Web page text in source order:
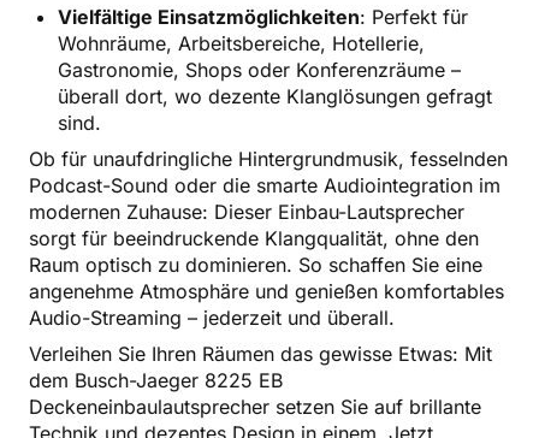
Vielfältige Einsatzmöglichkeiten: Perfekt für
Wohnräume, Arbeitsbereiche, Hotellerie,
Gastronomie, Shops oder Konferenzräume –
überall dort, wo dezente Klanglösungen gefragt
sind.
Ob für unaufdringliche Hintergrundmusik, fesselnden
Podcast-Sound oder die smarte Audiointegration im
modernen Zuhause: Dieser Einbau-Lautsprecher
sorgt für beeindruckende Klangqualität, ohne den
Raum optisch zu dominieren. So schaffen Sie eine
angenehme Atmosphäre und genießen komfortables
Audio-Streaming – jederzeit und überall.
Verleihen Sie Ihren Räumen das gewisse Etwas: Mit
dem Busch-Jaeger 8225 EB
Deckeneinbaulautsprecher setzen Sie auf brillante
Technik und dezentes Design in einem. Jetzt